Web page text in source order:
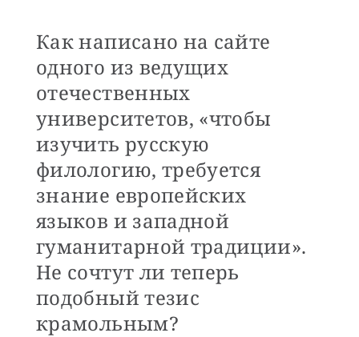
Как написано на сайте
одного из ведущих
отечественных
университетов, «чтобы
изучить русскую
филологию, требуется
знание европейских
языков и западной
гуманитарной традиции».
Не сочтут ли теперь
подобный тезис
крамольным?